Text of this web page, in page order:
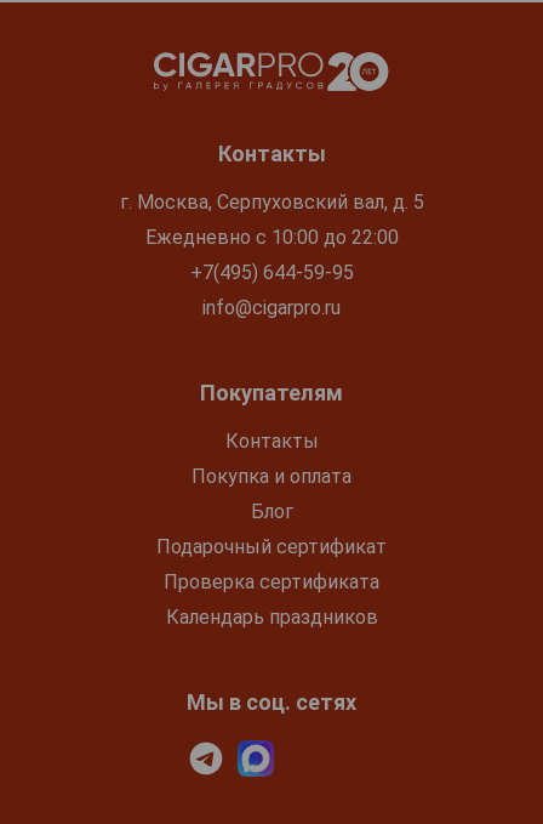
Контакты
г. Москва, Серпуховский вал, д. 5
Ежедневно с 10:00 до 22:00
+7(495) 644-59-95
info@cigarpro.ru
Покупателям
Контакты
Покупка и оплата
Блог
Подарочный сертификат
Проверка сертификата
Календарь праздников
Мы в соц. сетях